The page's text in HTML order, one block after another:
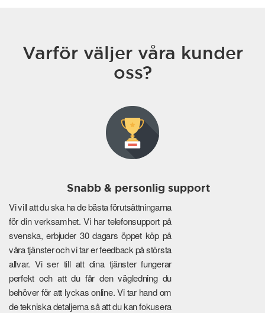
Varför väljer våra kunder
oss?
Snabb & personlig support
Vi vill att du ska ha de bästa förutsättningarna
för din verksamhet. Vi har telefonsupport på
svenska, erbjuder 30 dagars öppet köp på
våra tjänster och vi tar er feedback på största
allvar. Vi ser till att dina tjänster fungerar
perfekt och att du får den vägledning du
behöver för att lyckas online. Vi tar hand om
de tekniska detaljerna så att du kan fokusera